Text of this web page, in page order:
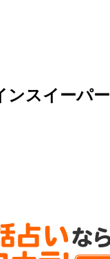
ンスイーパー